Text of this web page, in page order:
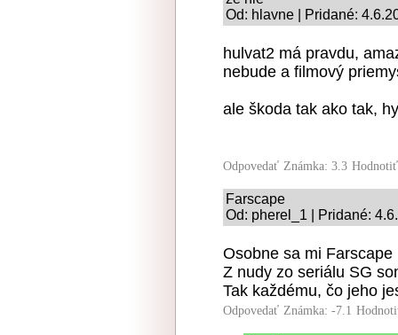
Od: hlavne | Pridané:
hulvat2 má pravdu,
nebude a filmový
ale škoda tak ako tak,
Odpovedať Známka: 3.3
Farscape
Od: pherel_1 | Pridané:
Osobne sa mi
Z nudy zo seriálu SG
Tak každému, čo jeho
Odpovedať Známka: -7.1